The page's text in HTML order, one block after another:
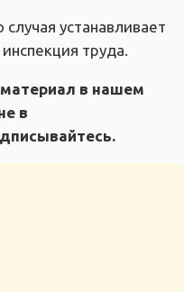
устанавливает
труда.
в нашем
в